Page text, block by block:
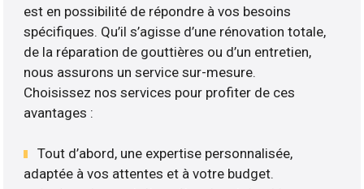
est en possibilité de répondre à vos besoins
spécifiques. Qu’il s’agisse d’une rénovation totale,
de la réparation de gouttières ou d’un entretien,
nous assurons un service sur-mesure.
Choisissez nos services pour profiter de ces
avantages :
Tout d’abord, une expertise personnalisée,
adaptée à vos attentes et à votre budget.